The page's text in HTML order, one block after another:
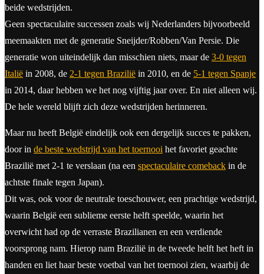
beide wedstrijden.
Geen spectaculaire successen zoals wij Nederlanders bijvoorbeeld
meemaakten met de generatie Sneijder/Robben/Van Persie. Die
generatie won uiteindelijk dan misschien niets, maar de 3-0 tegen
Italië in 2008, de 2-1 tegen Brazilië in 2010, en de 5-1 tegen Spanje
in 2014, daar hebben we het nog vijftig jaar over. En niet alleen wij.
De hele wereld blijft zich deze wedstrijden herinneren.
Maar nu heeft België eindelijk ook een dergelijk succes te pakken,
door in de beste wedstrijd van het toernooi het favoriet geachte
Brazilië met 2-1 te verslaan (na een spectaculaire comeback in de
achtste finale tegen Japan).
Dit was, ook voor de neutrale toeschouwer, een prachtige wedstrijd,
waarin België een sublieme eerste helft speelde, waarin het
overwicht had op de verraste Brazilianen en een verdiende
voorsprong nam. Hierop nam Brazilië in de tweede helft het heft in
handen en liet haar beste voetbal van het toernooi zien, waarbij de